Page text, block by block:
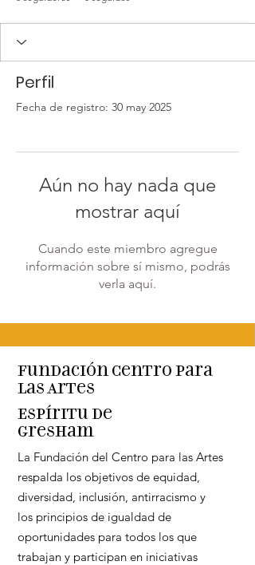
Perfil
Fecha de registro: 30 may 2025
Aún no hay nada que
mostrar aquí
Cuando este miembro agregue
información sobre sí mismo, podrás
verla aquí.
Fundación Centro para
las Artes
Espíritu de
Gresham
La Fundación del Centro para las Artes
respalda los objetivos de equidad,
diversidad, inclusión, antirracismo y
los principios de igualdad de
oportunidades para todos los que
trabajan y participan en iniciativas